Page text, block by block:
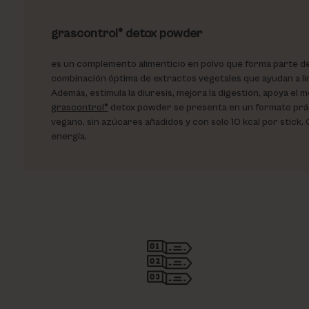
grascontrol® detox powder
es un complemento alimenticio en polvo que forma parte de
combinación óptima de extractos vegetales que ayudan a
Además, estimula la diuresis, mejora la digestión, apoya
grascontrol® detox powder se presenta en un formato
vegano, sin azúcares añadidos y con solo 10 kcal por
energía.